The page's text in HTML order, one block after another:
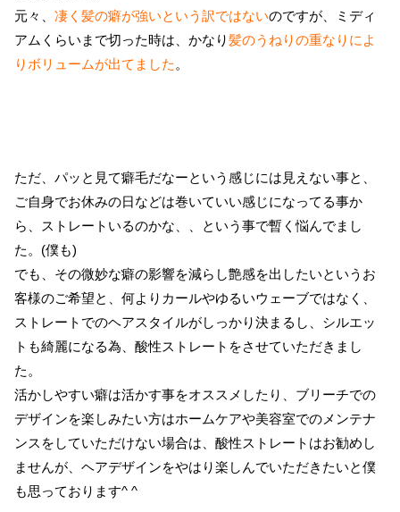
元々、 凄く髪の癖が強いという訳ではないのですが、ミディ
アムくらいまで切った時は、かなり髪のうねりの重なりによ
りボリュームが出てました 。
ただ、パッと見て癖毛だなーという感じには見えない事と、
ご自身でお休みの日などは巻いていい感じになってる事か
ら、ストレートいるのかな、、という事で暫く悩んでまし
た。(僕も)
でも、その微妙な癖の影響を減らし艶感を出したいというお
客様のご希望と、何よりカールやゆるいウェーブではなく、
ストレートでのヘアスタイルがしっかり決まるし、シルエッ
トも綺麗になる為、酸性ストレートをさせていただきまし
た。
活かしやすい癖は活かす事をオススメしたり、ブリーチでの
デザインを楽しみたい方はホームケアや美容室でのメンテナ
ンスをしていただけない場合は、酸性ストレートはお勧めし
ませんが、ヘアデザインをやはり楽しんでいただきたいと僕
も思っております^ ^